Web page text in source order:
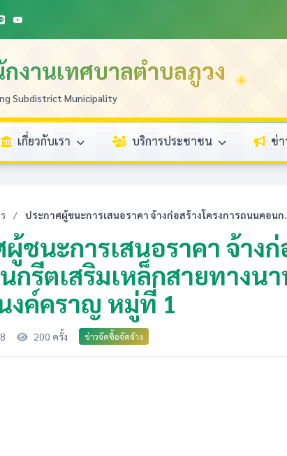
งานเทศบาลตำบลภูวง
Subdistrict Municipality
เกี่ยวกับเรา บริการประชาชน ข่า
/ ประกาศผู้ชนะการเสนอราคา จ้างก่อสร้างโครงการถนนคอนก
ชนะการเสนอราคา จ้างก่
รีตเสริมเหล็กสายทางนา
งค์คราญ หมู่ที่ 1
200 ครั้ง ข่าวจัดซื้อจัดจ้าง